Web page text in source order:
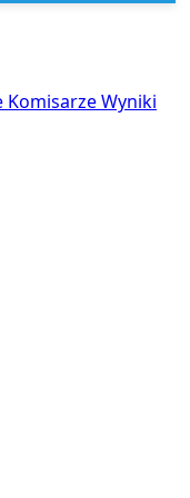
KomisarzeWyniki